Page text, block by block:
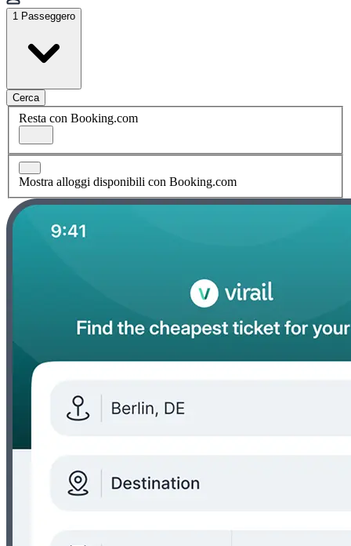
1 Passeggero
Cerca
Resta con Booking.com
Mostra alloggi disponibili con Booking.com